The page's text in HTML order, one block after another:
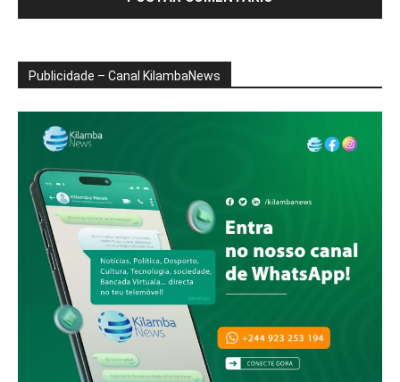
Publicidade – Canal KilambaNews